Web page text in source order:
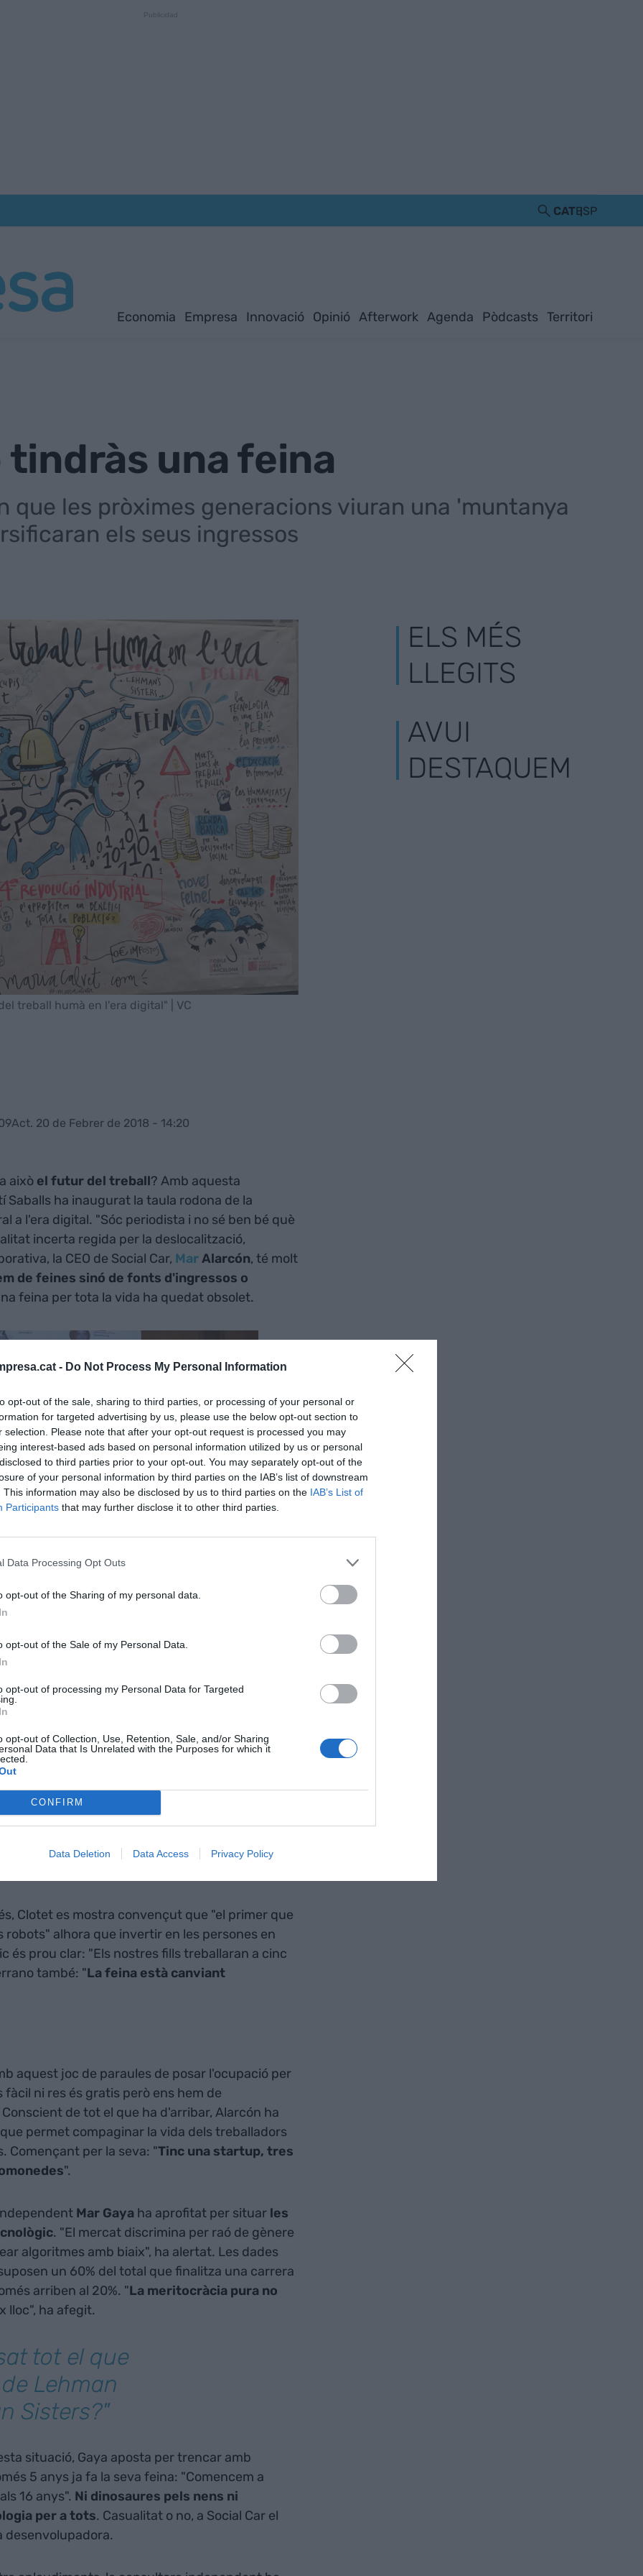
- Do Not Process My Personal Information
opt-out of the sale, sharing to third parties, or processing of your personal or
for targeted advertising by us, please use the below opt-out section to
selection. Please note that after your opt-out request is processed you may
interest-based ads based on personal information utilized by us or personal
to third parties prior to your opt-out. You may separately opt-out of the
of your personal information by third parties on the IAB’s list of downstream
This information may also be disclosed by us to third parties on the IAB’s List of
Participants that may further disclose it to other third parties.
Data Processing Opt Outs
opt-out of the Sharing of my personal data.
opt-out of the Sale of my Personal Data.
opt-out of processing my Personal Data for Targeted
opt-out of Collection, Use, Retention, Sale, and/or Sharing
Data that Is Unrelated with the Purposes for which it
CONFIRM
Data Deletion Data Access Privacy Policy
CATESP
Economia Empresa Innovació Opinió Afterwork Agenda Pòdcasts Territori
una feina
que les pròximes generacions viuran una 'muntanya
els seus ingressos
treball humà en l'era digital" | VC
Act. 20 de Febrer de 2018 - 14:20
això el futur del treball? Amb aquesta
ha inaugurat la taula rodona de la
a l'era digital. "Sóc periodista i no sé ben bé què
incerta regida per la deslocalització,
la CEO de Social Car, MarAlarcón, té molt
de feines sinó de fonts d'ingressos o
feina per tota la vida ha quedat obsolet.
digital" a la Mobile Week Barcelona | Cedida
i pensar què som", ha reflexionat
talent de Ferrovial. Molt en la línia humanista
Valls i
de Future For Work Institute,
d'apostar per feines de valor afegit" i recorda
ja són obligatòries al Massachusetts Institute
la feina
Clotet es mostra convençut que "el primer que
robots" alhora que invertir en les persones en
és prou clar: "Els nostres fills treballaran a cinc
també: "La feina està canviant
aquest joc de paraules de posar l'ocupació per
ni res és gratis però ens hem de
de tot el que ha d'arribar, Alarcón ha
permet compaginar la vida dels treballadors
Començant per la seva: "Tinc una startup, tres
".
Mar Gayaha aprofitat per situarles
. "El mercat discrimina per raó de gènere
algoritmes amb biaix", ha alertat. Les dades
un 60% del total que finalitza una carrera
arriben al 20%. "La meritocràcia pura no
lloc", ha afegit.
tot el que
Lehman
Sisters?"
situació, Gaya aposta per trencar amb
5 anys ja fa la seva feina: "Comencem a
16 anys". Ni dinosaures pels nens ni
per a tots. Casualitat o no, a Social Car el
desenvolupadora.
ELS MÉS
LLEGITS
AVUI
DESTAQUEM